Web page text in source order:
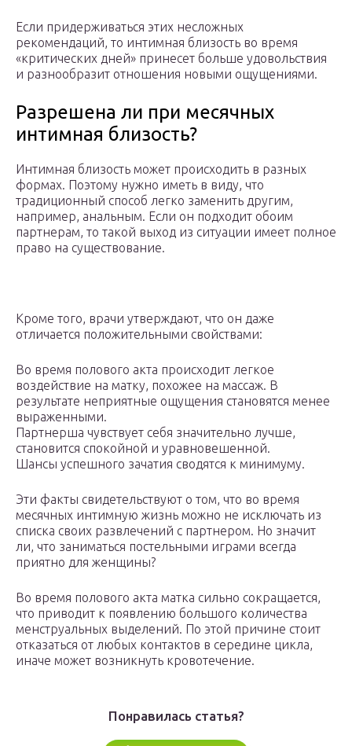
Если придерживаться этих несложных
рекомендаций, то интимная близость во время
«критических дней» принесет больше удовольствия
и разнообразит отношения новыми ощущениями.
Разрешена ли при месячных
интимная близость?
Интимная близость может происходить в разных
формах. Поэтому нужно иметь в виду, что
традиционный способ легко заменить другим,
например, анальным. Если он подходит обоим
партнерам, то такой выход из ситуации имеет полное
право на существование.
Кроме того, врачи утверждают, что он даже
отличается положительными свойствами:
Во время полового акта происходит легкое
воздействие на матку, похожее на массаж. В
результате неприятные ощущения становятся менее
выраженными.
Партнерша чувствует себя значительно лучше,
становится спокойной и уравновешенной.
Шансы успешного зачатия сводятся к минимуму.
Эти факты свидетельствуют о том, что во время
месячных интимную жизнь можно не исключать из
списка своих развлечений с партнером. Но значит
ли, что заниматься постельными играми всегда
приятно для женщины?
Во время полового акта матка сильно сокращается,
что приводит к появлению большого количества
менструальных выделений. По этой причине стоит
отказаться от любых контактов в середине цикла,
иначе может возникнуть кровотечение.
Понравилась статья?